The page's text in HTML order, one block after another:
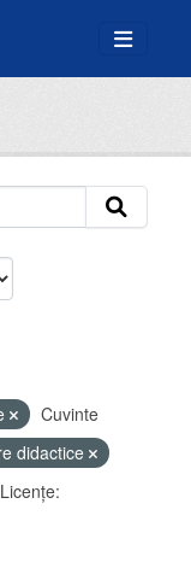
Cuvinte
didactice
Licenţe: